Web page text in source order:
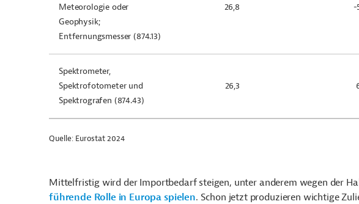
Meteorologie oder
Geophysik;
Entfernungsmesser (874.13)
26,8 -
Spektrometer,
Spektrofotometer und
Spektrografen (874.43)
26,3
Quelle: Eurostat 2024
Mittelfristig wird der Importbedarf steigen, unter anderem wegen der
führende Rolle in Europa spielen. Schon jetzt produzieren wichtige